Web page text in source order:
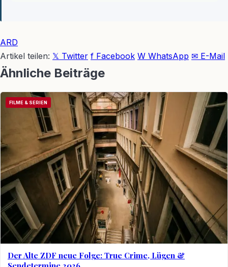
ARD
Artikel teilen: 𝕏 Twitter f Facebook W WhatsApp ✉ E-Mail
Ähnliche Beiträge
FILME & SERIEN
Der Alte ZDF neue Folge: True Crime, Lügen &